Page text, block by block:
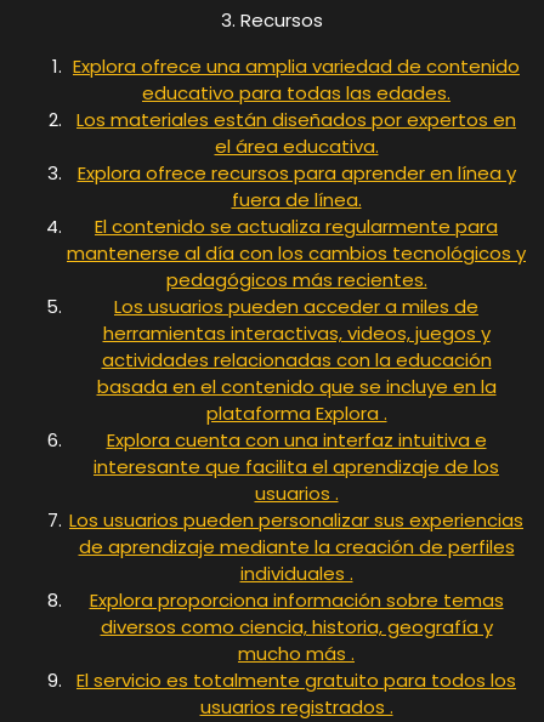
3. Recursos
Explora ofrece una amplia variedad de contenido
educativo para todas las edades.
Los materiales están diseñados por expertos en
el área educativa.
Explora ofrece recursos para aprender en línea y
fuera de línea.
El contenido se actualiza regularmente para
mantenerse al día con los cambios tecnológicos y
pedagógicos más recientes.
Los usuarios pueden acceder a miles de
herramientas interactivas, videos, juegos y
actividades relacionadas con la educación
basada en el contenido que se incluye en la
plataforma Explora .
Explora cuenta con una interfaz intuitiva e
interesante que facilita el aprendizaje de los
usuarios .
Los usuarios pueden personalizar sus experiencias
de aprendizaje mediante la creación de perfiles
individuales .
Explora proporciona información sobre temas
diversos como ciencia, historia, geografía y
mucho más .
El servicio es totalmente gratuito para todos los
usuarios registrados .